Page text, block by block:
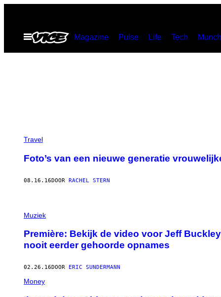
inhoud
Open
menu
Magazine Pulse Life Tech
Travel
Foto’s van een nieuwe generatie
08.16.16DOOR RACHEL STERN
Muziek
Première: Bekijk de video voor Jeff
nooit eerder gehoorde opnames
02.26.16DOOR ERIC SUNDERMANN
Money